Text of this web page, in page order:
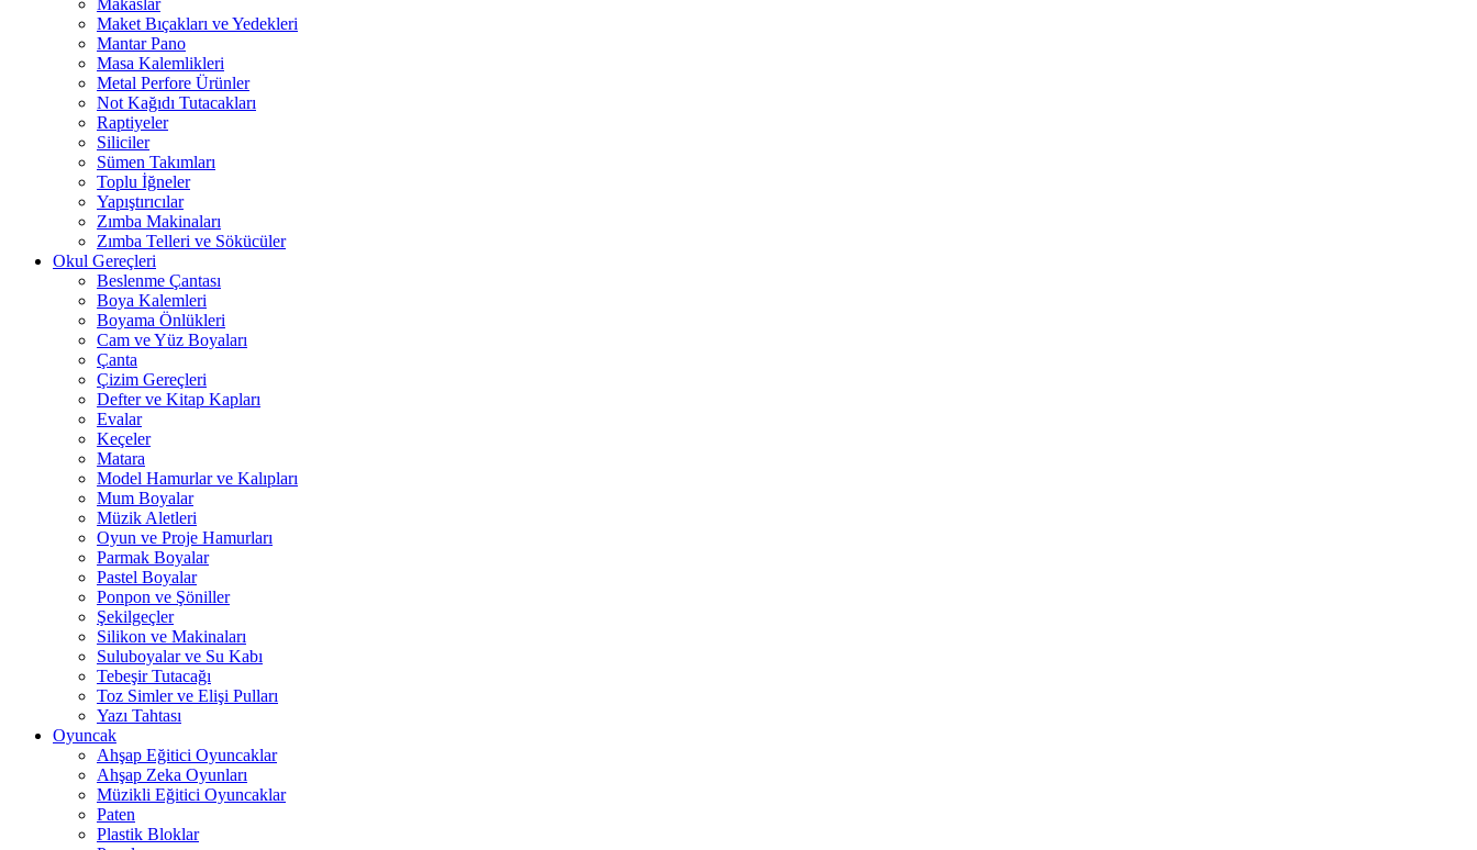
Makaslar
Maket Bıçakları ve Yedekleri
Mantar Pano
Masa Kalemlikleri
Metal Perfore Ürünler
Not Kağıdı Tutacakları
Raptiyeler
Siliciler
Sümen Takımları
Toplu İğneler
Yapıştırıcılar
Zımba Makinaları
Zımba Telleri ve Sökücüler
Okul Gereçleri
Beslenme Çantası
Boya Kalemleri
Boyama Önlükleri
Cam ve Yüz Boyaları
Çanta
Çizim Gereçleri
Defter ve Kitap Kapları
Evalar
Keçeler
Matara
Model Hamurlar ve Kalıpları
Mum Boyalar
Müzik Aletleri
Oyun ve Proje Hamurları
Parmak Boyalar
Pastel Boyalar
Ponpon ve Şöniller
Şekilgeçler
Silikon ve Makinaları
Suluboyalar ve Su Kabı
Tebeşir Tutacağı
Toz Simler ve Elişi Pulları
Yazı Tahtası
Oyuncak
Ahşap Eğitici Oyuncaklar
Ahşap Zeka Oyunları
Müzikli Eğitici Oyuncaklar
Paten
Plastik Bloklar